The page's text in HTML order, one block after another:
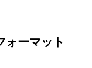
ォーマット